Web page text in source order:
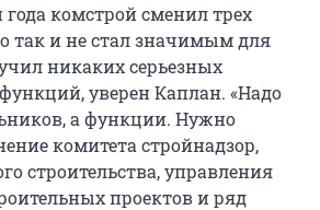
года комстрой сменил трех
так и не стал значимым для
никаких серьезных
уверен Каплан. «Надо
а функции. Нужно
комитета стройнадзор,
строительства, управления
проектов и ряд